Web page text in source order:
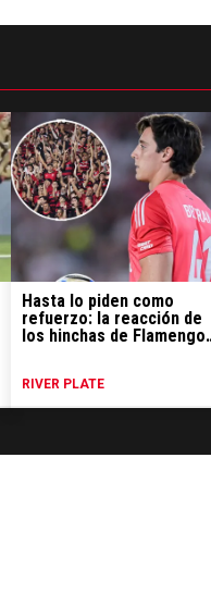
Hasta lo piden como
refuerzo: la reacción de
los hinchas de Flamengo
RIVER PLATE